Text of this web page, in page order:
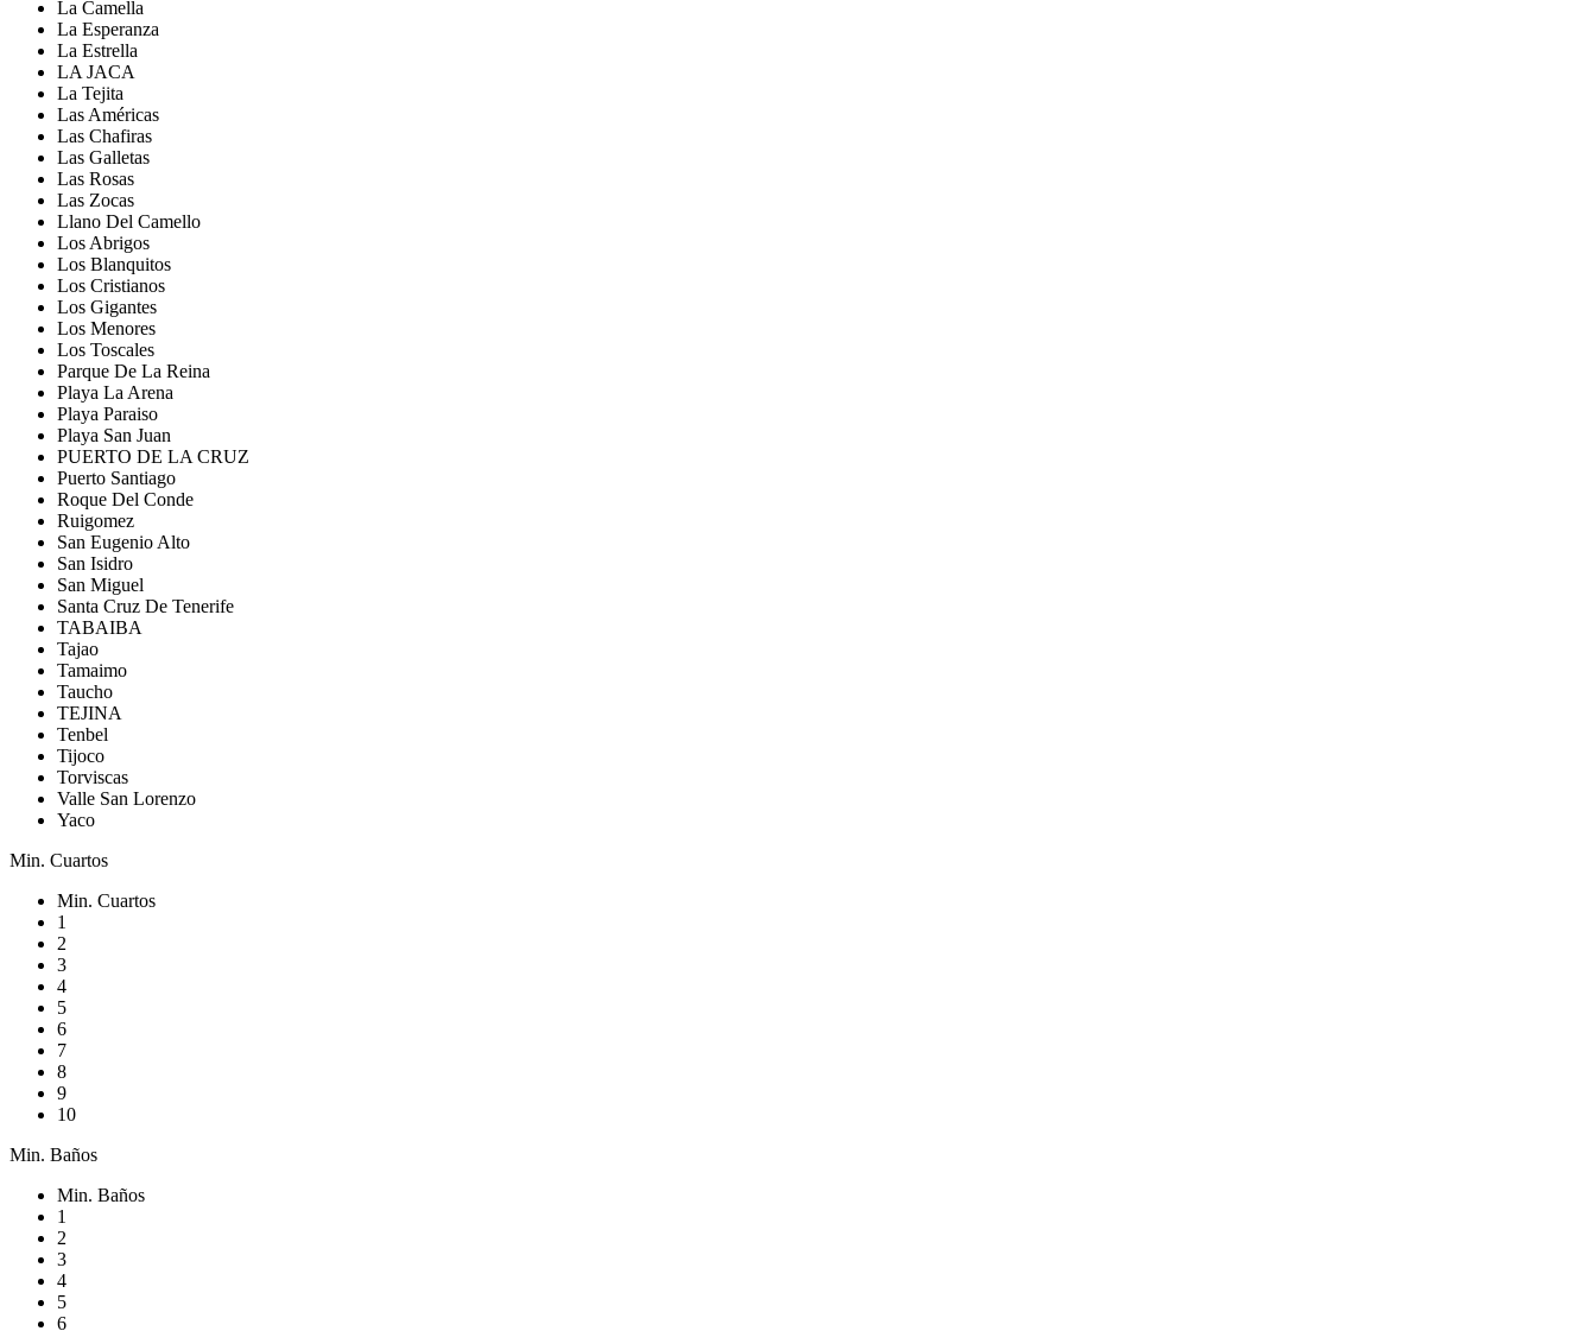
La Camella
La Esperanza
La Estrella
LA JACA
La Tejita
Las Américas
Las Chafiras
Las Galletas
Las Rosas
Las Zocas
Llano Del Camello
Los Abrigos
Los Blanquitos
Los Cristianos
Los Gigantes
Los Menores
Los Toscales
Parque De La Reina
Playa La Arena
Playa Paraiso
Playa San Juan
PUERTO DE LA CRUZ
Puerto Santiago
Roque Del Conde
Ruigomez
San Eugenio Alto
San Isidro
San Miguel
Santa Cruz De Tenerife
TABAIBA
Tajao
Tamaimo
Taucho
TEJINA
Tenbel
Tijoco
Torviscas
Valle San Lorenzo
Yaco
Min. Cuartos
Min. Cuartos
1
2
3
4
5
6
7
8
9
10
Min. Baños
Min. Baños
1
2
3
4
5
6